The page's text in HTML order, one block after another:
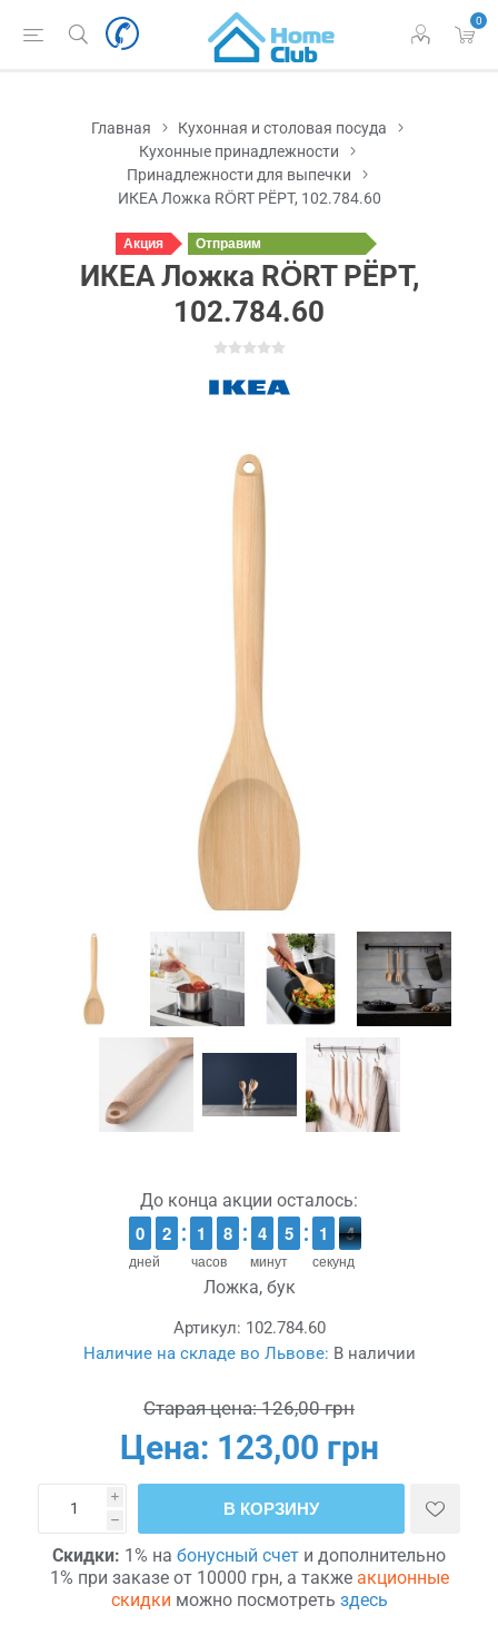
0
Главная
Кухонная и столовая посуда
Кухонные принадлежности
Принадлежности для выпечки
ИКЕА Ложка RÖRT РЁРТ, 102.784.60
Акция
Отправим
сегодня
ИКЕА Ложка RÖRT РЁРТ,
102.784.60
До конца акции осталось:
дней
9
9
0
0 1
1
2
2
часов
1
1
1
1 7
7
8
8
минут
3
3
4
4 4
4
5
5
секунд
2
1
1 4
3
3
Ложка, бук
Артикул: 102.784.60
Наличие на складе во Львове: В наличии
Старая цена: 126,00 грн
Цена: 123,00 грн
i
h
В КОРЗИНУ
Скидки: 1% на бонусный счет и дополнительно
1% при заказе от 10000 грн, а также акционные
скидки можно посмотреть здесь